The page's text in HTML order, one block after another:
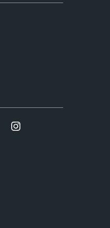
Twitter